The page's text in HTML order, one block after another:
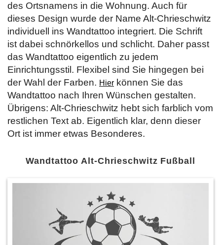
des Ortsnamens in die Wohnung. Auch für
dieses Design wurde der Name Alt-Chrieschwitz
individuell ins Wandtattoo integriert. Die Schrift
ist dabei schnörkellos und schlicht. Daher passt
das Wandtattoo eigentlich zu jedem
Einrichtungsstil. Flexibel sind Sie hingegen bei
der Wahl der Farben. Hier können Sie das
Wandtattoo nach Ihren Wünschen gestalten.
Übrigens: Alt-Chrieschwitz hebt sich farblich vom
restlichen Text ab. Eigentlich klar, denn dieser
Ort ist immer etwas Besonderes.
Wandtattoo Alt-Chrieschwitz Fußball